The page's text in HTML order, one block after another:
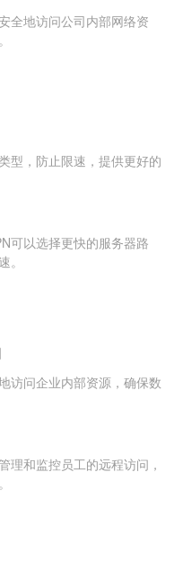
全地访问公司内部网络资
型，防止限速，提供更好的
可以选择更快的服务器路
。
访问企业内部资源，确保数
理和监控员工的远程访问，